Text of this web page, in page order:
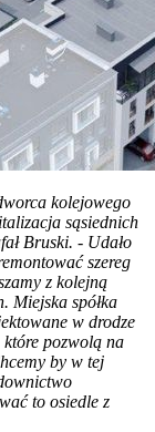
kolejowego
sąsiednich
Bruski. - Udało
szereg
z kolejną
Miejska spółka
w drodze
pozwolą na
by w tej
to osiedle z